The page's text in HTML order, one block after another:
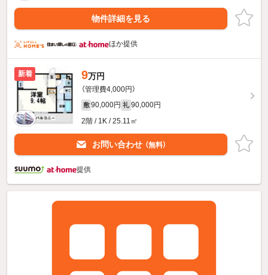
物件詳細を見る
ほか提供
新着 9万円
（管理費4,000円）
敷 90,000円 礼 90,000円
2階 / 1K / 25.11㎡
お問い合わせ （無料）
提供